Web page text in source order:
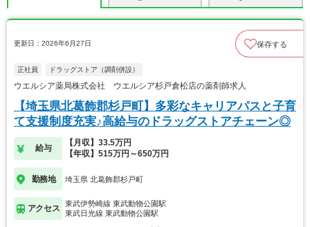
更新日：2026年6月27日 保存する
正社員 ドラッグストア（調剤併設）
ウエルシア薬局株式会社 ウエルシア杉戸倉松店の薬剤師求人
【埼玉県北葛飾郡杉戸町】多彩なキャリアパスと子育
て支援制度充実♪高給与のドラッグストアチェーン◎
給与
【月収】33.5万円
【年収】515万円～650万円
勤務地 埼玉県 北葛飾郡杉戸町
アクセス
東武伊勢崎線 東武動物公園駅
東武日光線 東武動物公園駅